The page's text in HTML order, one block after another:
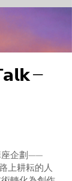
－
座企劃——
上耕耘的人